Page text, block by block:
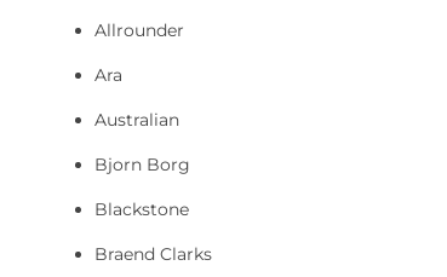
Allrounder
Ara
Australian
Bjorn Borg
Blackstone
Braend Clarks